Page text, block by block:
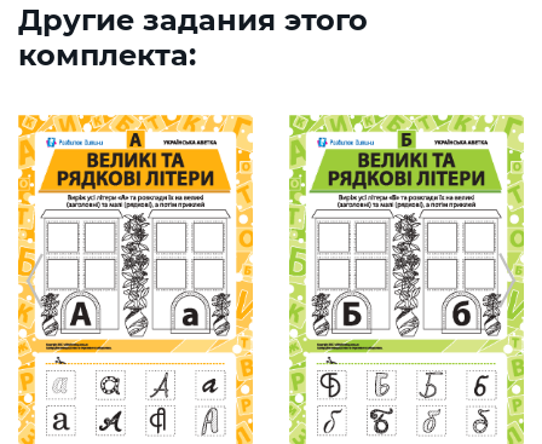
Другие задания этого
комплекта: